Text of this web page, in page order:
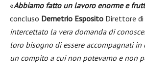
«Abbiamo fatto un lavoro enorme e
concluso Demetrio Esposito Direttore di
intercettato la vera domanda di
loro bisogno di essere accompagnati in
un compito a cui non potevamo e non